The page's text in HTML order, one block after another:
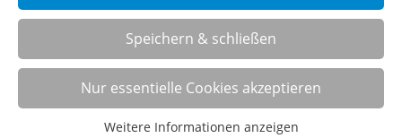
TSM Tool-Server-Modular
The TSM® TOOL-SERVER-MODULAR is the
Speichern & schließen
Nur essentielle Cookies akzeptieren
Weitere Informationen anzeigen